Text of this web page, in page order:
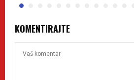
KOMENTIRAJTE